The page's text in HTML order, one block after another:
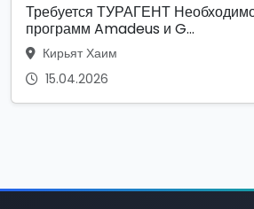
Требуется ТУРАГЕНТ
программ Amadeus и G...
Кирьят Хаим
15.04.2026